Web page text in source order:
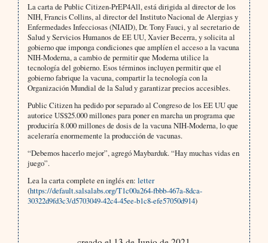
La carta de Public Citizen-PrEP4All, está dirigida al director de los
NIH, Francis Collins, al director del Instituto Nacional de Alergias y
Enfermedades Infecciosas (NIAID), Dr. Tony Fauci, y al secretario de
Salud y Servicios Humanos de EE UU, Xavier Becerra, y solicita al
gobierno que imponga condiciones que amplíen el acceso a la vacuna
NIH-Moderna, a cambio de permitir que Moderna utilice la
tecnología del gobierno. Esos términos incluyen permitir que el
gobierno fabrique la vacuna, compartir la tecnología con la
Organización Mundial de la Salud y garantizar precios accesibles.
Public Citizen ha pedido por separado al Congreso de los EE UU que
autorice US$25.000 millones para poner en marcha un programa que
produciría 8.000 millones de dosis de la vacuna NIH-Moderna, lo que
aceleraría enormemente la producción de vacunas.
“Debemos hacerlo mejor”, agregó Maybarduk. “Hay muchas vidas en
juego”.
Lea la carta complete en inglés en: letter
(https://default.salsalabs.org/T1c00a264-fbbb-467a-8dca-
30322d9fd3c3/d5703049-42c4-45ee-b1c8-efe57050d914)